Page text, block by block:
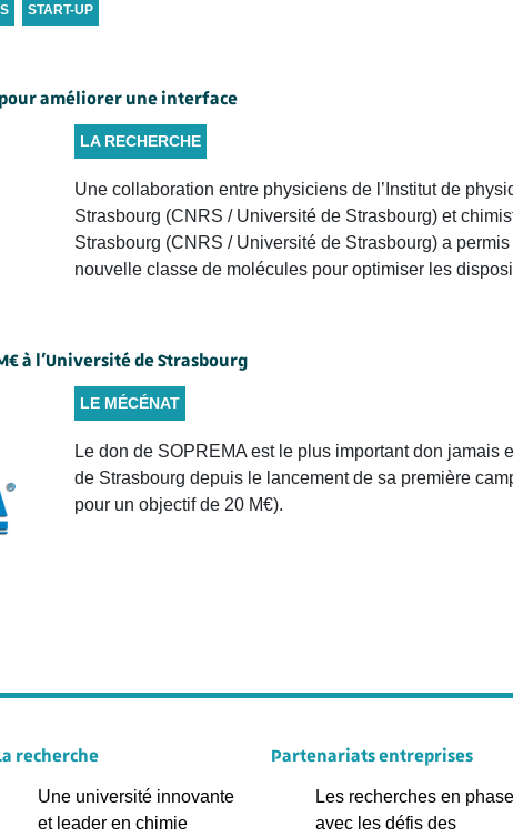
START-UP
améliorer une interface
LA RECHERCHE
Une collaboration entre physiciens de l’Institut de
Strasbourg (CNRS / Université de Strasbourg) et
Strasbourg (CNRS / Université de Strasbourg) a
nouvelle classe de molécules pour optimiser les
à l’Université de Strasbourg
LE MÉCÉNAT
Le don de SOPREMA est le plus important don jamais
de Strasbourg depuis le lancement de sa première
pour un objectif de 20 M€).
recherche
Une université innovante
et leader en chimie
Partenariats entreprises
Les recherches en phase
avec les défis des